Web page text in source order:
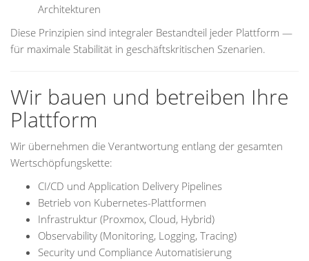
Architekturen
Diese Prinzipien sind integraler Bestandteil jeder Plattform —
für maximale Stabilität in geschäftskritischen Szenarien.
Wir bauen und betreiben Ihre
Plattform
Wir übernehmen die Verantwortung entlang der gesamten
Wertschöpfungskette:
CI/CD und Application Delivery Pipelines
Betrieb von Kubernetes-Plattformen
Infrastruktur (Proxmox, Cloud, Hybrid)
Observability (Monitoring, Logging, Tracing)
Security und Compliance Automatisierung